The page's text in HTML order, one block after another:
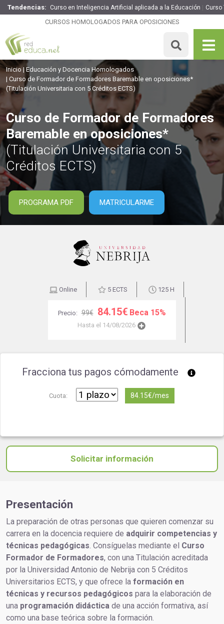
Tendencias: Curso en Inteligencia Artificial aplicada a la Educación Curso
CURSOS HOMOLOGADOS PARA OPOSICIONES
Curso de Formador de Formadores Baremable en
oposiciones*
125 H
Inicio
Educación y Docencia Homologados
Curso de Formador de Formadores Baremable en oposiciones*
(Titulación Universitaria con 5 Créditos ECTS)
Curso de Formador de Formadores
Baremable en oposiciones*
(Titulación Universitaria con 5
Créditos ECTS)
PROGRAMA PDF MATRICULARME
Online 5 ECTS 125 H
Precio: 99€ 84.15€ Beca 15%
Hasta el 14/08/2026
Fracciona tus pagos cómodamente
Cuota: 84.15€/mes
Solicitar información
Presentación
La preparación de otras personas que quieren comenzar su
carrera en la docencia requiere de adquirir competencias y
técnicas pedagógicas . Consíguelas mediante el Curso
Formador de Formadores, con una Titulación acreditada
por la Universidad Antonio de Nebrija con 5 Créditos
Universitarios ECTS, y que ofrece la formación en
técnicas y recursos pedagógicos para la elaboración de
una programación didáctica de una acción formativa, así
como una base teórica sobre la formación.